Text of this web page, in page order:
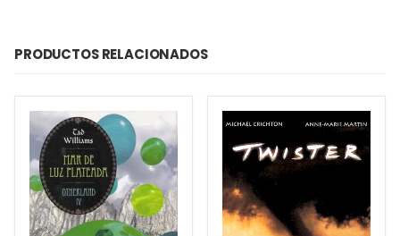
PRODUCTOS RELACIONADOS